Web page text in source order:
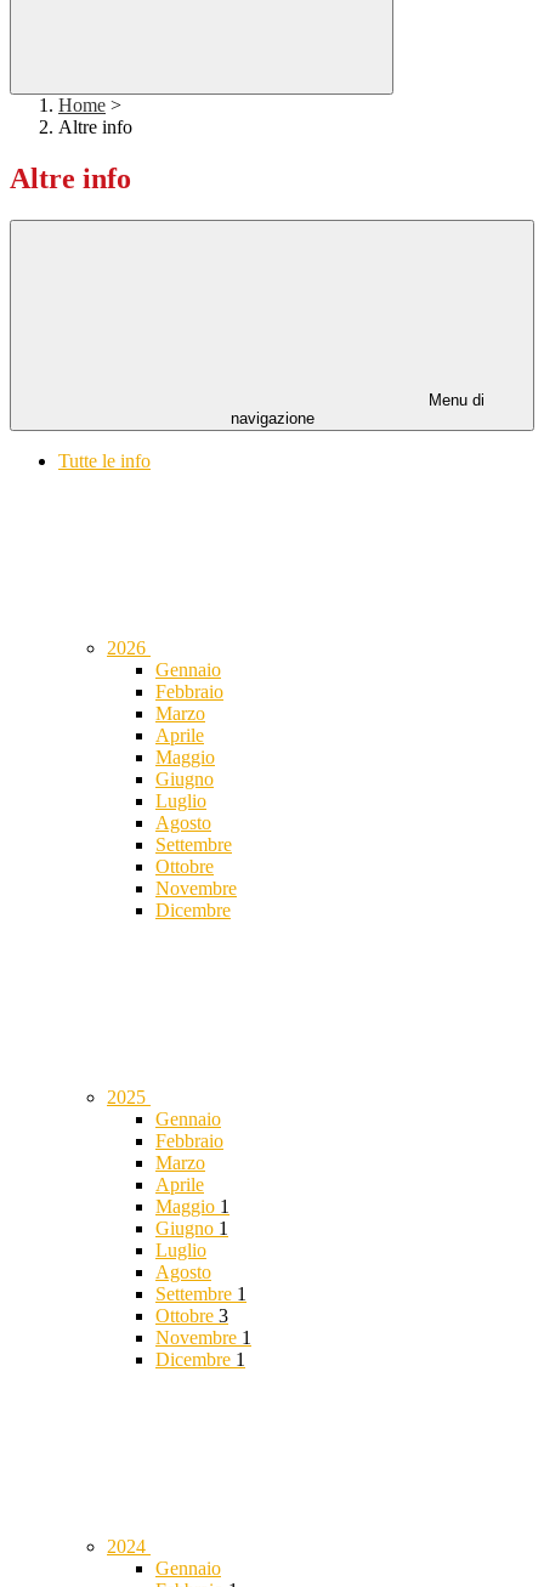
Home >
Altre info
Altre info
Menu di
navigazione
Tutte le info
2026
Gennaio
Febbraio
Marzo
Aprile
Maggio
Giugno
Luglio
Agosto
Settembre
Ottobre
Novembre
Dicembre
2025
Gennaio
Febbraio
Marzo
Aprile
Maggio 1
Giugno 1
Luglio
Agosto
Settembre 1
Ottobre 3
Novembre 1
Dicembre 1
2024
Gennaio